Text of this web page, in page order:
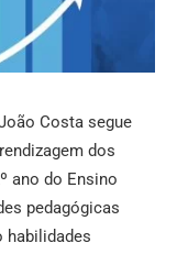
Costa segue
dos
ano do Ensino
pedagógicas
habilidades